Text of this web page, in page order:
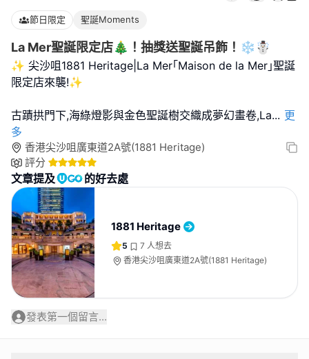
節日限定 聖誕Moments
La Mer聖誕限定店🎄！抽獎送聖誕吊飾！❄️☃️
✨ 尖沙咀1881 Heritage|La Mer｢Maison de la Mer｣聖誕
限定店來襲!✨
古蹟拱門下,海綠燈影與金色聖誕樹交織成夢幻畫卷,La... 更
多
香港尖沙咀廣東道2A號(1881 Heritage)
評分
文章提及 的好去處
1881 Heritage
5 7 人想去
香港尖沙咀廣東道2A號(1881 Heritage)
發表第一個留言...